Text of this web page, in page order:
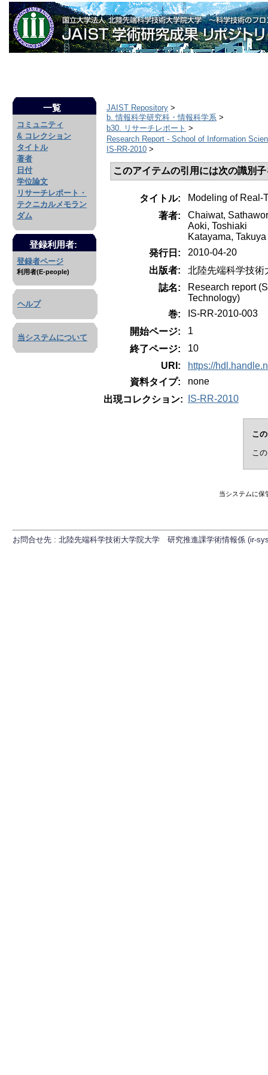
一覧
コミュニティ
& コレクション
タイトル
著者
日付
学位論文
リサーチレポート・
テクニカルメモラン
ダム
登録利用者:
登録者ページ
利用者(E-people)
ヘルプ
当システムについて
JAIST Repository >
b. 情報科学研究科・情報科学系 >
b30. リサーチレポート >
Research Report - School of Information
IS-RR-2010 >
このアイテムの引用には次の識別
タイトル:
Modeling of Real-
著者:
Chaiwat,
Aoki, Toshiaki
Katayama, Takuya
発行日:
2010-04-20
出版者:
北陸先端科学技術
誌名:
Research report
Technology)
巻:
IS-RR-2010-003
開始ページ:
1
終了ページ:
10
URI:
https://
資料タイプ:
none
出現コレクション:
IS-RR-2010
こ
こ
当システムに保
お問合せ先 : 北陸先端科学技術大学院大学 研究推進課学術情報係 (ir-